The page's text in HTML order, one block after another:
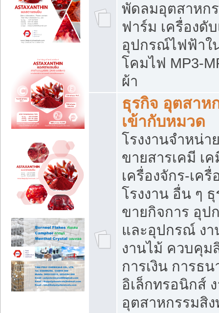
พัดลมอุตสาหก
ฟาร์ม เครื่องดั
อุปกรณ์ไฟฟ้าใ
โคมไฟ MP3-
ผ้า
ธุรกิจ อุตสาห
เข้ากับหมวด
โรงงานจำหน่
ขายสารเคมี เ
เครื่องจักร-เค
โรงงาน อื่น ๆ
ขายกิจการ อุป
และอุปกรณ์ ง
งานไม้ ควบคุม
การเงิน การธ
อิเล็กทรอนิกส์
อุตสาหกรรมสิ